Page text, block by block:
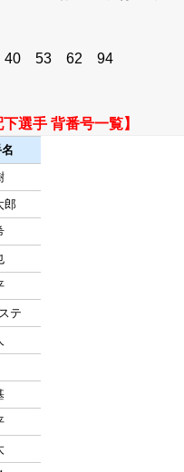
53 62 94
選手 背番号一覧】
郎
テ